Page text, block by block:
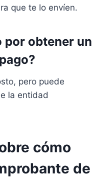
que te lo envíen.
por obtener un
pero puede
la entidad
cómo
de